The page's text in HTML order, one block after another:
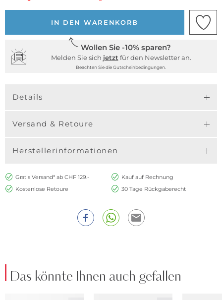
IN DEN WARENKORB
Wollen Sie -10% sparen?
Melden Sie sich jetzt für den Newsletter an.
Beachten Sie die Gutscheinbedingungen.
Details
Versand & Retoure
Herstellerinformationen
Gratis Versand* ab CHF 129.-
Kauf auf Rechnung
Kostenlose Retoure
30 Tage Rückgaberecht
Das könnte Ihnen auch gefallen